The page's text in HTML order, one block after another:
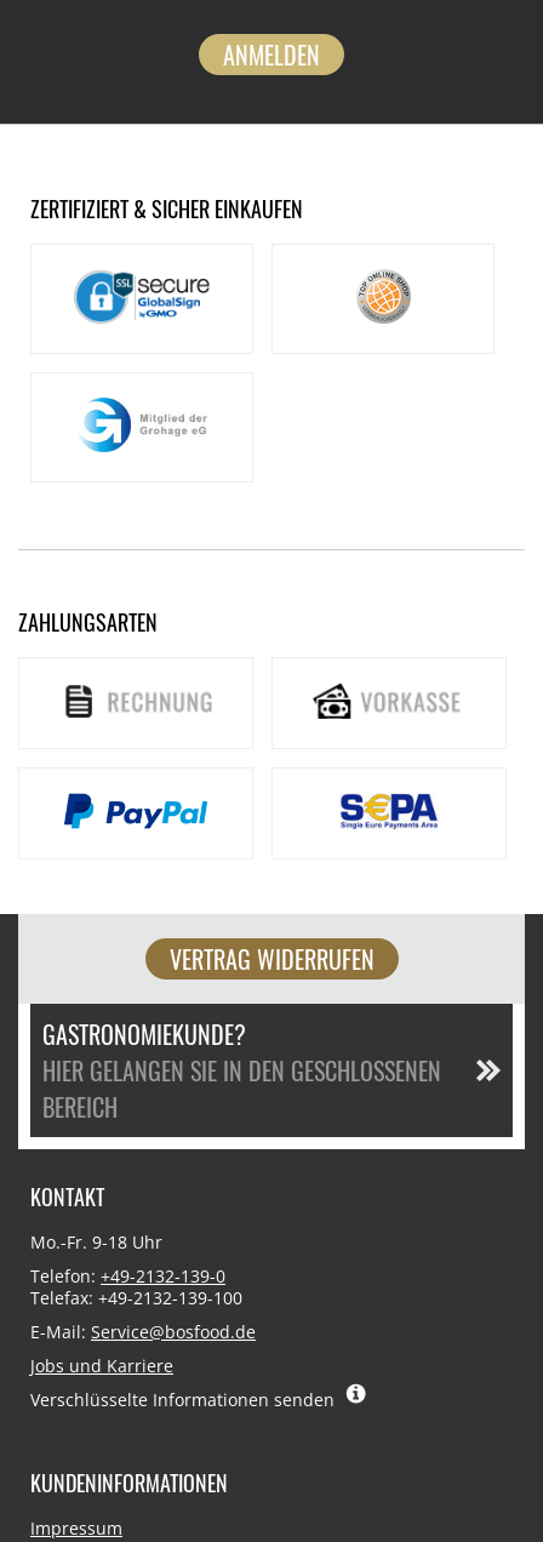
ANMELDEN
ZERTIFIZIERT & SICHER EINKAUFEN
ZAHLUNGSARTEN
VERTRAG WIDERRUFEN
GASTRONOMIEKUNDE?
HIER GELANGEN SIE IN DEN GESCHLOSSENEN
BEREICH
KONTAKT
Mo.-Fr. 9-18 Uhr
Telefon: +49-2132-139-0
Telefax: +49-2132-139-100
E-Mail: Service@bosfood.de
Jobs und Karriere
Verschlüsselte Informationen senden
KUNDENINFORMATIONEN
Navigation
Impressum